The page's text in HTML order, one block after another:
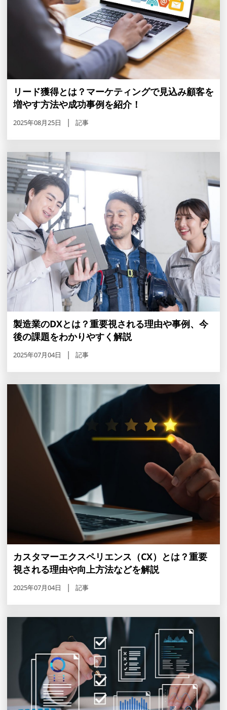
リード獲得とは？マーケティングで見込み顧客を
増やす方法や成功事例を紹介！
2025年08月25日 記事
製造業のDXとは？重要視される理由や事例、今
後の課題をわかりやすく解説
2025年07月04日 記事
カスタマーエクスペリエンス（CX）とは？重要
視される理由や向上方法などを解説
2025年07月04日 記事